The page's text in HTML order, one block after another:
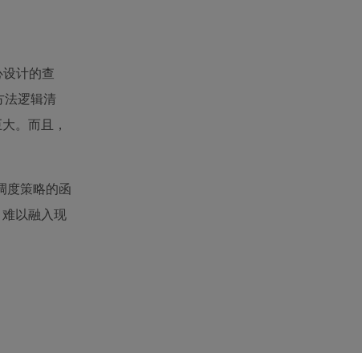
计的查
法逻辑清
。而且，
度策略的函
以融入现